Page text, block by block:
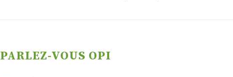
PARLEZ-VOUS OPI